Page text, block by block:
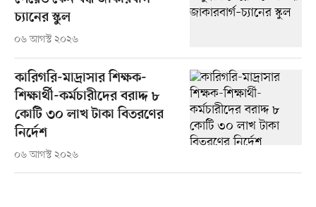
চ্যানের স্কুল
০৬ আগস্ট ২০২৬
কারিগরি-মাদ্রাসার শিক্ষক-
শিক্ষার্থী-কর্মচারীদের বরাদ্দ ৮
কোটি ৩০ লাখ টাকা বিতরণের
নির্দেশ
০৬ আগস্ট ২০২৬